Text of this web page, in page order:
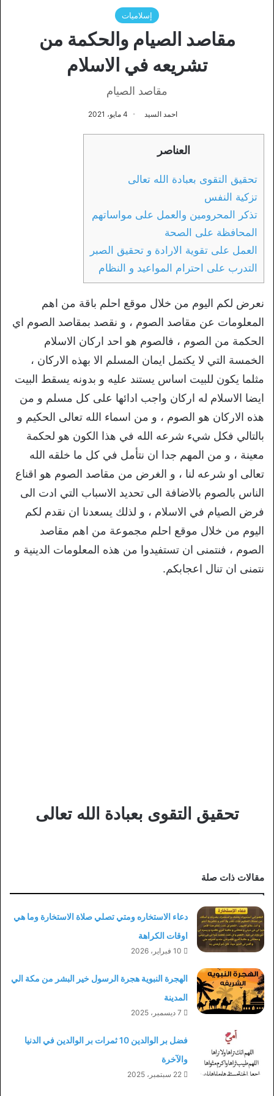
إسلاميات
مقاصد الصيام والحكمة من
تشريعه في الاسلام
مقاصد الصيام
احمد السيد 4 مايو، 2021
العناصر
تحقيق التقوى بعبادة الله تعالى
تزكية النفس
تذكر المحرومين والعمل على مواساتهم
المحافظة على الصحة
العمل على تقوية الارادة و تحقيق الصبر
التدرب على احترام المواعيد و النظام
نعرض لكم اليوم من خلال موقع احلم باقة من اهم
المعلومات عن مقاصد الصوم ، و نقصد بمقاصد الصوم اي
الحكمة من الصوم ، فالصوم هو احد اركان الاسلام
الخمسة التي لا يكتمل ايمان المسلم الا بهذه الاركان ،
مثلما يكون للبيت اساس يستند عليه و بدونه يسقط البيت
ايضا الاسلام له اركان واجب ادائها على كل مسلم و من
هذه الاركان هو الصوم ، و من اسماء الله تعالى الحكيم و
بالتالي فكل شيء شرعه الله في هذا الكون هو لحكمة
معينة ، و من المهم جدا ان نتأمل في كل ما خلقه الله
تعالى او شرعه لنا ، و الغرض من مقاصد الصوم هو اقناع
الناس بالصوم بالاضافة الى تحديد الاسباب التي ادت الى
فرض الصيام في الاسلام ، و لذلك يسعدنا ان نقدم لكم
اليوم من خلال موقع احلم مجموعة من اهم مقاصد
الصوم ، فنتمنى ان تستفيدوا من هذه المعلومات الدينية و
نتمنى ان تنال اعجابكم.
تحقيق التقوى بعبادة الله تعالى
مقالات ذات صلة
دعاء الاستخاره ومتي تصلي صلاة الاستخارة وما هي
اوقات الكراهة
10 فبراير، 2026
الهجرة النبوية هجرة الرسول خير البشر من مكة الي
المدينة
7 ديسمبر، 2025
فضل بر الوالدين 10 ثمرات بر الوالدين في الدنيا
والآخرة
22 سبتمبر، 2025